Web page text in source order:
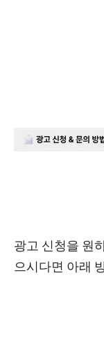
광고 신청을 원
으시다면 아래